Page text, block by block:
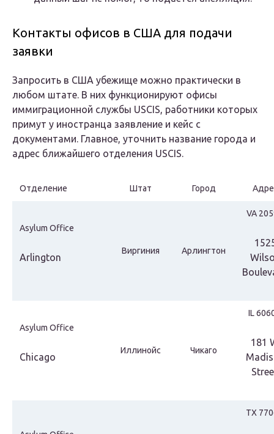
Контакты офисов в США для подачи
заявки
Запросить в США убежище можно практически в
любом штате. В них функционируют офисы
иммиграционной службы USCIS, работники которых
примут у иностранца заявление и кейс с
документами. Главное, уточнить название города и
адрес ближайшего отделения USCIS.
Отделение Штат Город
Asylum Office
Arlington
Виргиния Арлингтон
VA
Asylum Office
Chicago
Иллинойс Чикаго
IL
181
TX